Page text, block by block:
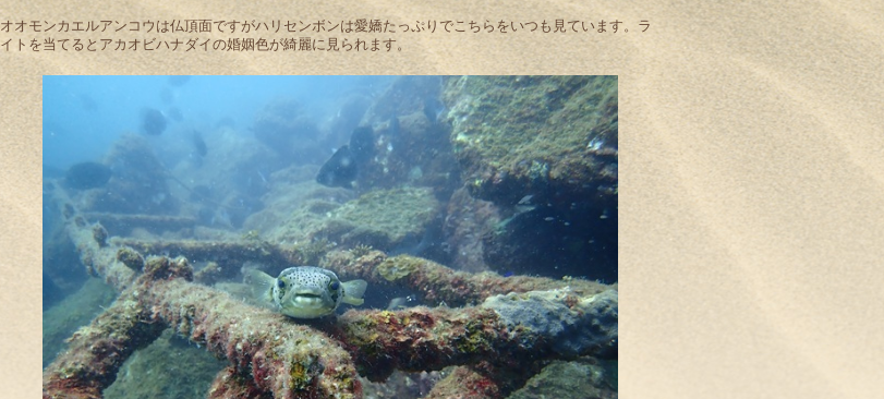
オオモンカエルアンコウは仏頂面ですがハリセンボンは愛嬌たっぷりでこちらをいつも見ています。ラ
イトを当てるとアカオビハナダイの婚姻色が綺麗に見られます。